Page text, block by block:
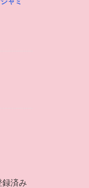
録済み